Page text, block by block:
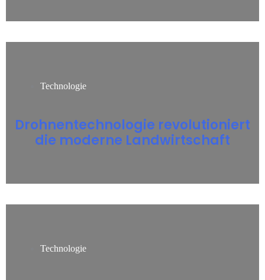
Technologie
Drohnentechnologie revolutioniert
die moderne Landwirtschaft
Technologie